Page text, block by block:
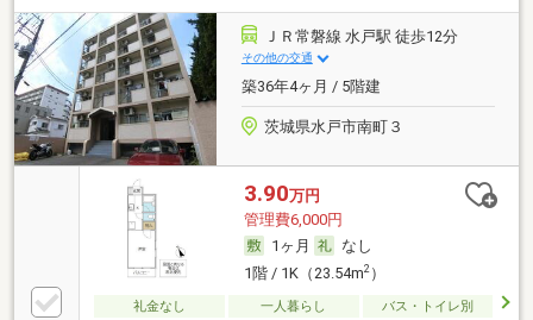
ＪＲ常磐線 水戸駅 徒歩12分
その他の交通
築36年4ヶ月 / 5階建
茨城県水戸市南町３
3.90万円
管理費6,000円
1ヶ月
なし
1階 / 1K（23.54m2）
礼金なし 一人暮らし
バス・トイレ別